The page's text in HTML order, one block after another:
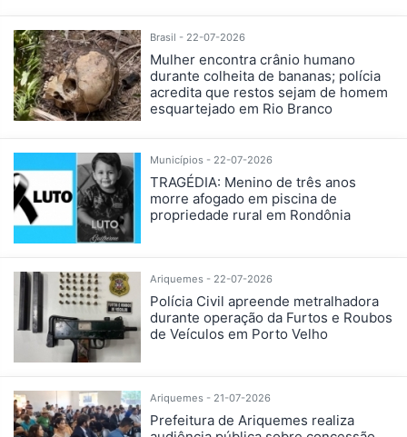
Brasil - 22-07-2026
Mulher encontra crânio humano
durante colheita de bananas; polícia
acredita que restos sejam de homem
esquartejado em Rio Branco
Municípios - 22-07-2026
TRAGÉDIA: Menino de três anos
morre afogado em piscina de
propriedade rural em Rondônia
Ariquemes - 22-07-2026
Polícia Civil apreende metralhadora
durante operação da Furtos e Roubos
de Veículos em Porto Velho
Ariquemes - 21-07-2026
Prefeitura de Ariquemes realiza